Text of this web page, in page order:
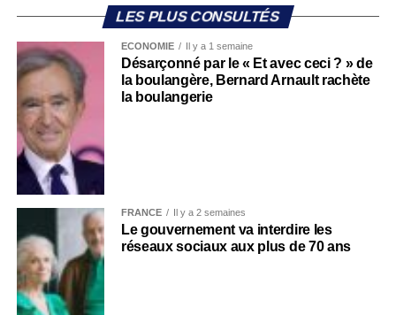
LES PLUS CONSULTÉS
ECONOMIE Il y a 1 semaine
Désarçonné par le « Et avec ceci ? » de
la boulangère, Bernard Arnault rachète
la boulangerie
FRANCE Il y a 2 semaines
Le gouvernement va interdire les
réseaux sociaux aux plus de 70 ans